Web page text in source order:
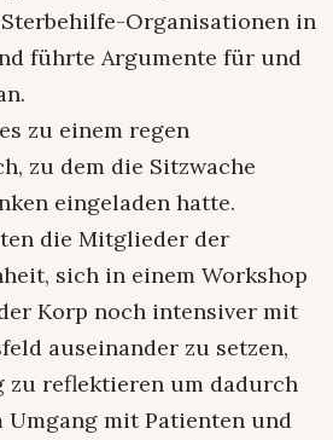
Organisationen in
führte Argumente für und
zu einem regen
zu dem die Sitzwache
eingeladen hatte.
die Mitglieder der
sich in einem Workshop
Korp noch intensiver mit
auseinander zu setzen,
zu reflektieren um dadurch
mit Patienten und